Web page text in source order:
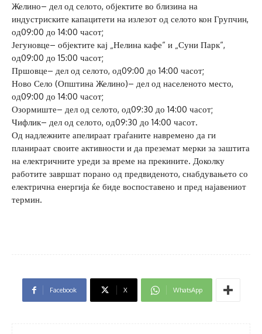
Желино– дел од селото, објектите во близина на
индустриските капацитети на излезот од селото кон Групчин,
од09:00 до 14:00 часот;
Јегуновце– објектите кај „Нелина кафе“ и „Суни Парк“,
од09:00 до 15:00 часот;
Пршовце– дел од селото, од09:00 до 14:00 часот;
Ново Село (Општина Желино)– дел од населеното место,
од09:00 до 14:00 часот;
Озормиште– дел од селото, од09:30 до 14:00 часот;
Чифлик– дел од селото, од09:30 до 14:00 часот.
Од надлежните апелираат граѓаните навремено да ги
планираат своите активности и да преземат мерки за заштита
на електричните уреди за време на прекините. Доколку
работите завршат порано од предвиденото, снабдувањето со
електрична енергија ќе биде воспоставено и пред најавениот
термин.
Facebook X WhatsApp